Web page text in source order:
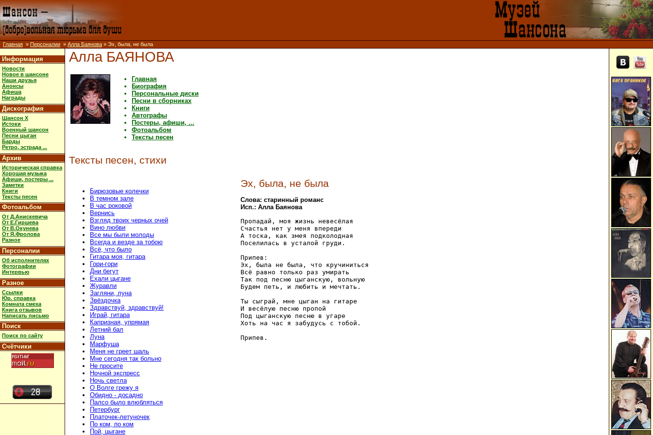
Главная » Персоналии » Алла Баянова » Эх, была, не была
Информация
Новости
Новое в шансоне
Наши друзья
Анонсы
Афиша
Награды
Дискография
Шансон X
Истоки
Военный шансон
Песни цыган
Барды
Ретро, эстрада ...
Архив
Историческая справка
Хорошая музыка
Афиши, постеры ...
Заметки
Книги
Тексты песен
Фотоальбом
От Д.Анискевича
От Е.Гиршева
От В.Окунева
От Я.Фролова
Разное
Персоналии
Об исполнителях
Фотографии
Интервью
Разное
Ссылки
Юр. справка
Комната смеха
Книга отзывов
Написать письмо
Поиск
Поиск по сайту
Счётчики
Алла БАЯНОВА
Главная
Биография
Персональные диски
Песни в сборниках
Книги
Автографы
Постеры, афиши, ...
Фотоальбом
Тексты песен
Тексты песен, стихи
Бирюзовые колечки
В темном зале
В час роковой
Вернись
Взгляд твоих черных очей
Вино любви
Все мы были молоды
Всегда и везде за тобою
Всё, что было
Гитара моя, гитара
Гори-гори
Дни бегут
Ехали цыгане
Журавли
Загляни, луна
Звёздочка
Здравствуй, здравствуй!
Играй, гитара
Капризная, упрямая
Летний бал
Луна
Марфуша
Меня не греет шаль
Мне сегодня так больно
Не просите
Ночной экспресс
Ночь светла
О Волге грежу я
Обидно - досадно
Палсо было влюбляться
Петербург
Платочек-летуночек
По ком, по ком
Пой, цыгане
Эх, была, не была
Слова: старинный романс
Исп.: Алла Баянова
Пропадай, моя жизнь невесёлая
Счастья нет у меня впереди
А тоска, как змея подколодная
Поселилась в усталой груди.
Припев:
Эх, была не была, что кручиниться
Всё равно только раз умирать
Так под песню цыганскую, вольную
Будем петь, и любить и мечтать.
Ты сыграй, мне цыган на гитаре
И весёлую песню пропой
Под цыганскую песню в угаре
Хоть на час я забудусь с тобой.
Припев.